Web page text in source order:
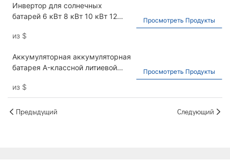
Инвертор для солнечных
батарей 6 кВт 8 кВт 10 кВт 12
инвертор, однофазный
из $
Просмотреть Продукты
Аккумуляторная аккумуляторная
батарея A-классной литиевой
используемая для домашнего и
коммерческого хранения
энергии лития лития, 51,2 В
из $
Просмотреть Продукты
Предыдущий Следующий